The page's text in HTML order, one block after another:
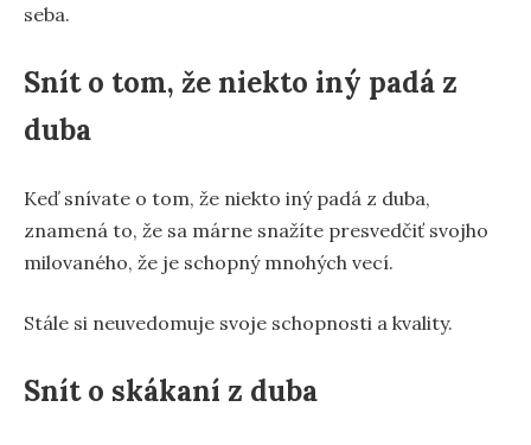
seba.
Snít o tom, že niekto iný padá z
duba
Keď snívate o tom, že niekto iný padá z duba,
znamená to, že sa márne snažíte presvedčiť svojho
milovaného, že je schopný mnohých vecí.
Stále si neuvedomuje svoje schopnosti a kvality.
Snít o skákaní z duba